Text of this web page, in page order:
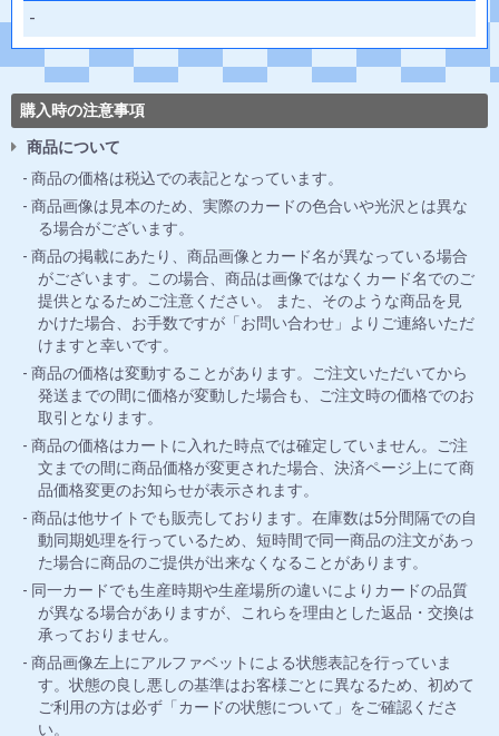
-
購入時の注意事項
商品について
商品の価格は税込での表記となっています。
商品画像は見本のため、実際のカードの色合いや光沢とは異な
る場合がございます。
商品の掲載にあたり、商品画像とカード名が異なっている場合
がございます。この場合、商品は画像ではなくカード名でのご
提供となるためご注意ください。 また、そのような商品を見
かけた場合、お手数ですが「お問い合わせ」よりご連絡いただ
けますと幸いです。
商品の価格は変動することがあります。ご注文いただいてから
発送までの間に価格が変動した場合も、ご注文時の価格でのお
取引となります。
商品の価格はカートに入れた時点では確定していません。ご注
文までの間に商品価格が変更された場合、決済ページ上にて商
品価格変更のお知らせが表示されます。
商品は他サイトでも販売しております。在庫数は5分間隔での自
動同期処理を行っているため、短時間で同一商品の注文があっ
た場合に商品のご提供が出来なくなることがあります。
同一カードでも生産時期や生産場所の違いによりカードの品質
が異なる場合がありますが、これらを理由とした返品・交換は
承っておりません。
商品画像左上にアルファベットによる状態表記を行っていま
す。状態の良し悪しの基準はお客様ごとに異なるため、初めて
ご利用の方は必ず「カードの状態について」をご確認くださ
い。